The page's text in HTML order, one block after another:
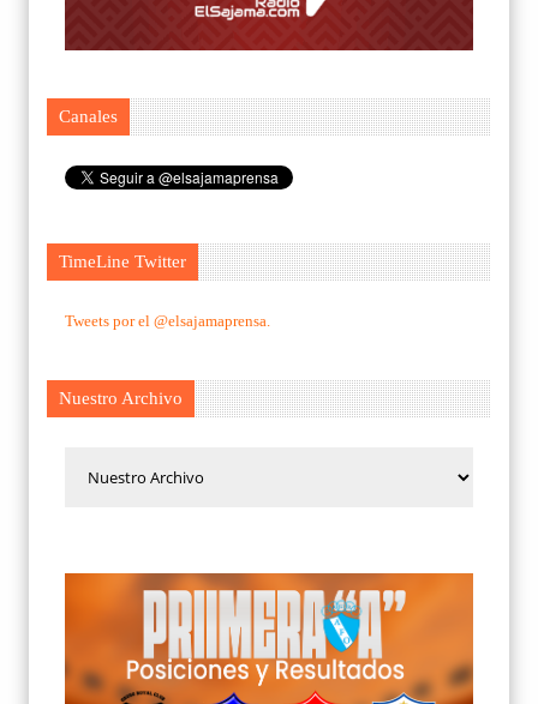
Canales
TimeLine Twitter
Tweets por el @elsajamaprensa.
Nuestro Archivo